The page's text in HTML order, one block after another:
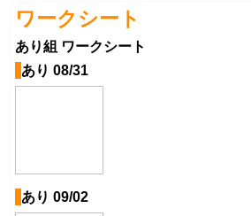
ワークシート
あり組 ワークシート
あり 08/31
あり 09/02